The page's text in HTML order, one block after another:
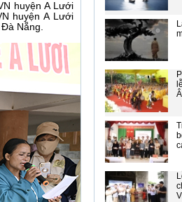
huyện A Lưới
huyện A Lưới
Nẵng.